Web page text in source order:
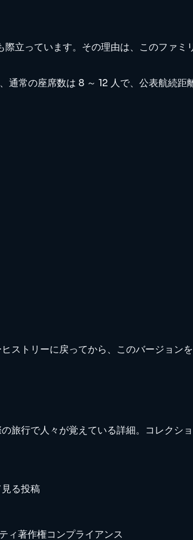
っています。その理由は、このファミ
常の座席数は 8 ～ 12 人で、公表航続距
ストリーに戻ってから、このバージョ
旅行で人々が覚えている詳細。コレク
る投稿
ィ著作権コンプライアンス